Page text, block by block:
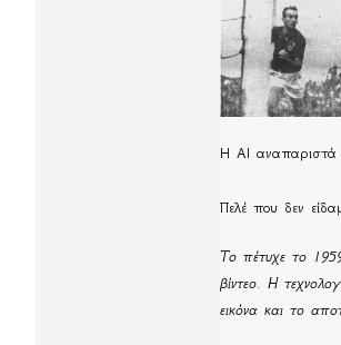
Η ΑΙ αναπαριστά
Πελέ που δεν
Το πέτυχε το
βίντεο. Η
εικόνα και το